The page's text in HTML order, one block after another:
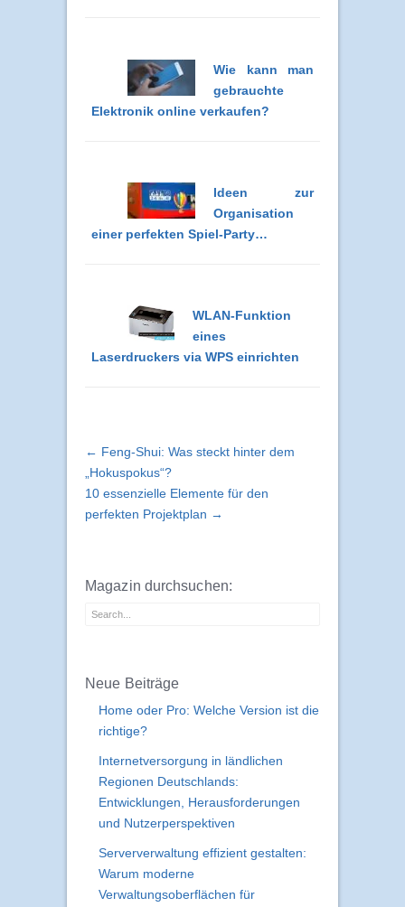
Wie kann man
gebrauchte
Elektronik online verkaufen?
Ideen zur
Organisation
einer perfekten Spiel-Party…
WLAN-Funktion
eines
Laserdruckers via WPS einrichten
← Feng-Shui: Was steckt hinter dem
„Hokuspokus“?
10 essenzielle Elemente für den
perfekten Projektplan →
Magazin durchsuchen:
Neue Beiträge
Home oder Pro: Welche Version ist die
richtige?
Internetversorgung in ländlichen
Regionen Deutschlands:
Entwicklungen, Herausforderungen
und Nutzerperspektiven
Serververwaltung effizient gestalten:
Warum moderne
Verwaltungsoberflächen für